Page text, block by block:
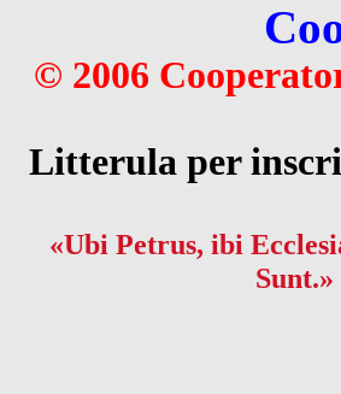
© 2006
Litterula per
«Ubi Petrus, ibi